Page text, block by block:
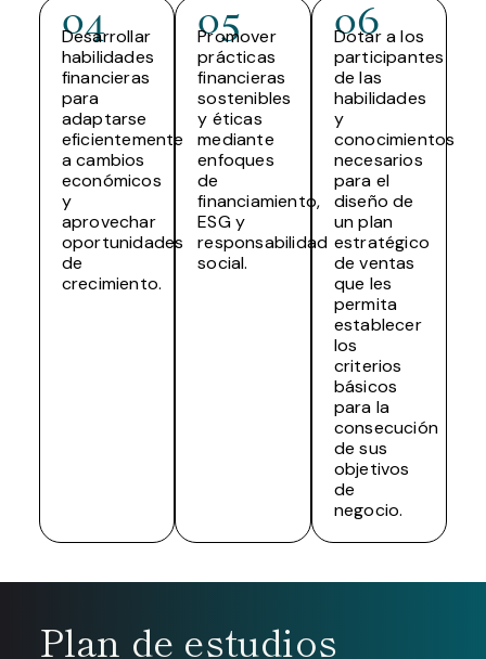
04
Desarrollar
habilidades
financieras
para
adaptarse
eficientemente
a cambios
económicos
y
aprovechar
oportunidades
de
crecimiento.
05
Promover
prácticas
financieras
sostenibles
y éticas
mediante
enfoques
de
financiamiento,
ESG y
responsabilidad
social.
06
Dotar a los
participantes
de las
habilidades
y
conocimientos
necesarios
para el
diseño de
un plan
estratégico
de ventas
que les
permita
establecer
los
criterios
básicos
para la
consecución
de sus
objetivos
de
negocio.
Plan de estudios